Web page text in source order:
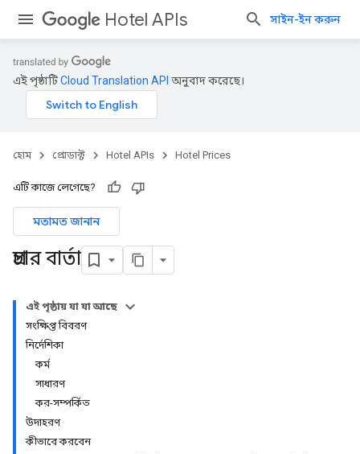
Hotel APIs সাইন-ইন করুন
এই পৃষ্ঠাটিCloud Translation API অনুবাদ করেছে।
হোম প্রোডাক্ট Hotel APIs Hotel Prices
এটি কাজে লেগেছে?
মতামত জানান
প্রচার বার্তা
এই পৃষ্ঠায় যা যা আছে
সংক্ষিপ্ত বিবরণ
নির্দেশিকা
কর্ম
সাধারণ
কর-সম্পর্কিত
উদাহরণ
কীভাবে করবেন